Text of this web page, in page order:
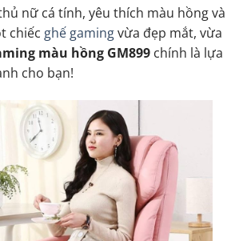
nữ cá tính, yêu thích màu hồng và
chiếc ghế gamingvừa đẹp mắt, vừa
màu hồng GM899 chính là lựa
cho bạn!